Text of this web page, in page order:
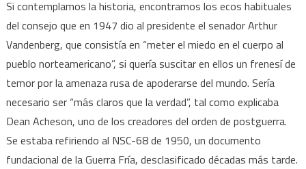
Si contemplamos la historia, encontramos los ecos habituales
del consejo que en 1947 dio al presidente el senador Arthur
Vandenberg, que consistía en “meter el miedo en el cuerpo al
pueblo norteamericano”, si quería suscitar en ellos un frenesí de
temor por la amenaza rusa de apoderarse del mundo. Sería
necesario ser “más claros que la verdad”, tal como explicaba
Dean Acheson, uno de los creadores del orden de postguerra.
Se estaba refiriendo al NSC-68 de 1950, un documento
fundacional de la Guerra Fría, desclasificado décadas más tarde.